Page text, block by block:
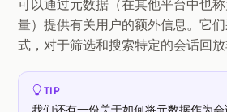
元数据
可以通过元数据（在其他平台中也
量）提供有关用户的额外信息。它
式，对于筛选和搜索特定的会话回放
TIP